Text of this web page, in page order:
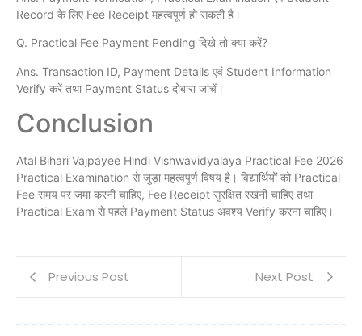
Record के लिए Fee Receipt महत्वपूर्ण हो सकती है।
Q. Practical Fee Payment Pending दिखे तो क्या करें?
Ans. Transaction ID, Payment Details एवं Student Information
Verify करें तथा Payment Status दोबारा जांचें।
Conclusion
Atal Bihari Vajpayee Hindi Vishwavidyalaya Practical Fee 2026
Practical Examination से जुड़ा महत्वपूर्ण विषय है। विद्यार्थियों को Practical
Fee समय पर जमा करनी चाहिए, Fee Receipt सुरक्षित रखनी चाहिए तथा
Practical Exam से पहले Payment Status अवश्य Verify करना चाहिए।
Previous Post Next Post